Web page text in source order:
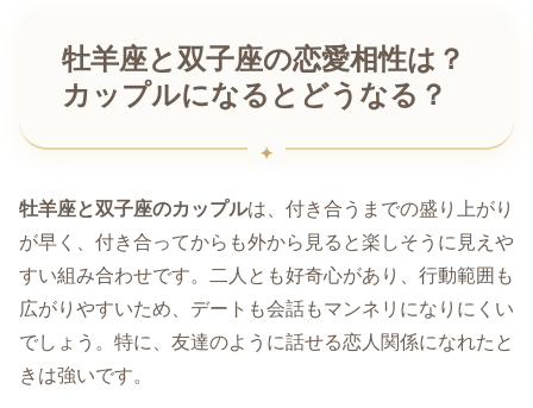
牡羊座と双子座の恋愛相性は？
カップルになるとどうなる？
牡羊座と双子座のカップルは、付き合うまでの盛り上がり
が早く、付き合ってからも外から見ると楽しそうに見えや
すい組み合わせです。二人とも好奇心があり、行動範囲も
広がりやすいため、デートも会話もマンネリになりにくい
でしょう。特に、友達のように話せる恋人関係になれたと
きは強いです。